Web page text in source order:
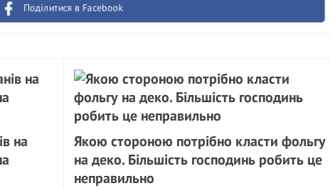
Поділитися в Facebook
на
Якою стороною потрібно класти фольгу
на деко. Більшість господинь робить це
неправильно